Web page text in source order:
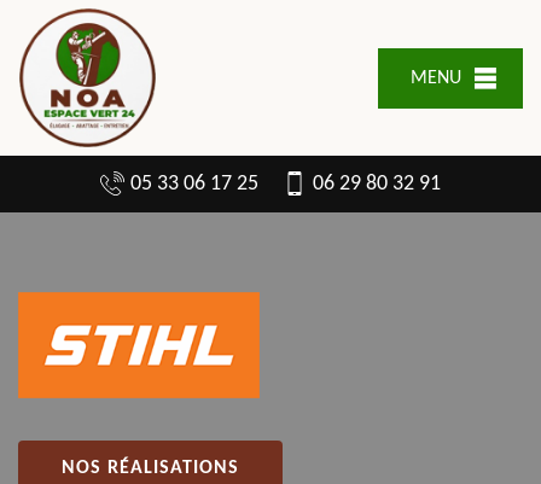
MENU
05 33 06 17 25 06 29 80 32 91
NOS RÉALISATIONS